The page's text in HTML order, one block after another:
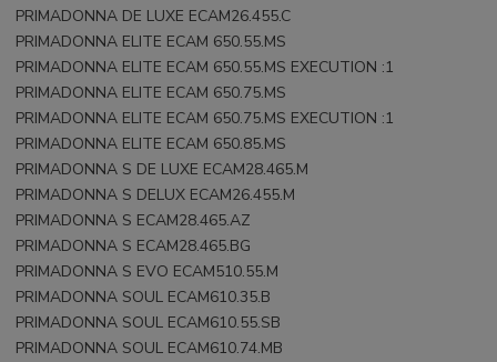
PRIMADONNA DE LUXE ECAM26.455.C
PRIMADONNA ELITE ECAM 650.55.MS
PRIMADONNA ELITE ECAM 650.55.MS EXECUTION :1
PRIMADONNA ELITE ECAM 650.75.MS
PRIMADONNA ELITE ECAM 650.75.MS EXECUTION :1
PRIMADONNA ELITE ECAM 650.85.MS
PRIMADONNA S DE LUXE ECAM28.465.M
PRIMADONNA S DELUX ECAM26.455.M
PRIMADONNA S ECAM28.465.AZ
PRIMADONNA S ECAM28.465.BG
PRIMADONNA S EVO ECAM510.55.M
PRIMADONNA SOUL ECAM610.35.B
PRIMADONNA SOUL ECAM610.55.SB
PRIMADONNA SOUL ECAM610.74.MB